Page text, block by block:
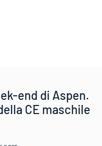
end di Aspen.
CE maschile